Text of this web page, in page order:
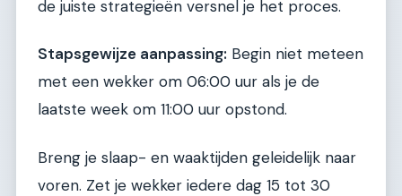
de juiste strategieën versnel je het proces.
Stapsgewijze aanpassing: Begin niet meteen
met een wekker om 06:00 uur als je de
laatste week om 11:00 uur opstond.
Breng je slaap- en waaktijden geleidelijk naar
voren. Zet je wekker iedere dag 15 tot 30